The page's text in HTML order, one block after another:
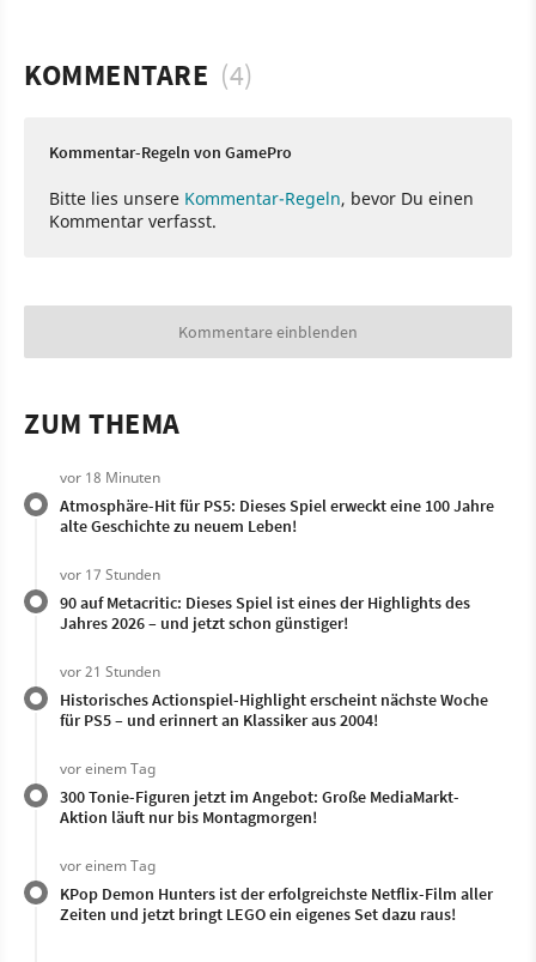
KOMMENTARE (4)
Kommentar-Regeln von GamePro
Bitte lies unsere Kommentar-Regeln, bevor Du einen
Kommentar verfasst.
Kommentare einblenden
ZUM THEMA
vor 18 Minuten
Atmosphäre-Hit für PS5: Dieses Spiel erweckt eine 100 Jahre
alte Geschichte zu neuem Leben!
vor 17 Stunden
90 auf Metacritic: Dieses Spiel ist eines der Highlights des
Jahres 2026 – und jetzt schon günstiger!
vor 21 Stunden
Historisches Actionspiel-Highlight erscheint nächste Woche
für PS5 – und erinnert an Klassiker aus 2004!
vor einem Tag
300 Tonie-Figuren jetzt im Angebot: Große MediaMarkt-
Aktion läuft nur bis Montagmorgen!
vor einem Tag
KPop Demon Hunters ist der erfolgreichste Netflix-Film aller
Zeiten und jetzt bringt LEGO ein eigenes Set dazu raus!